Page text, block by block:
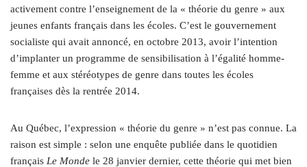
activement contre l’enseignement de la « théorie du genre » aux
jeunes enfants français dans les écoles. C’est le gouvernement
socialiste qui avait annoncé, en octobre 2013, avoir l’intention
d’implanter un programme de sensibilisation à l’égalité homme-
femme et aux stéréotypes de genre dans toutes les écoles
françaises dès la rentrée 2014.
Au Québec, l’expression « théorie du genre » n’est pas connue. La
raison est simple : selon une enquête publiée dans le quotidien
français Le Monde le 28 janvier dernier, cette théorie qui met bien